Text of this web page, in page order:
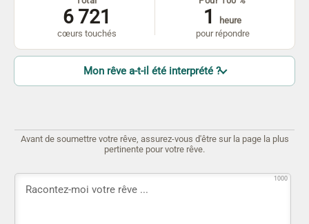
6 721
cœurs touchés
1
heure
pour répondre
Mon rêve a-t-il été interprété ?
Avant de soumettre votre rêve, assurez-vous d'être sur la page la plus
pertinente pour votre rêve.
1000